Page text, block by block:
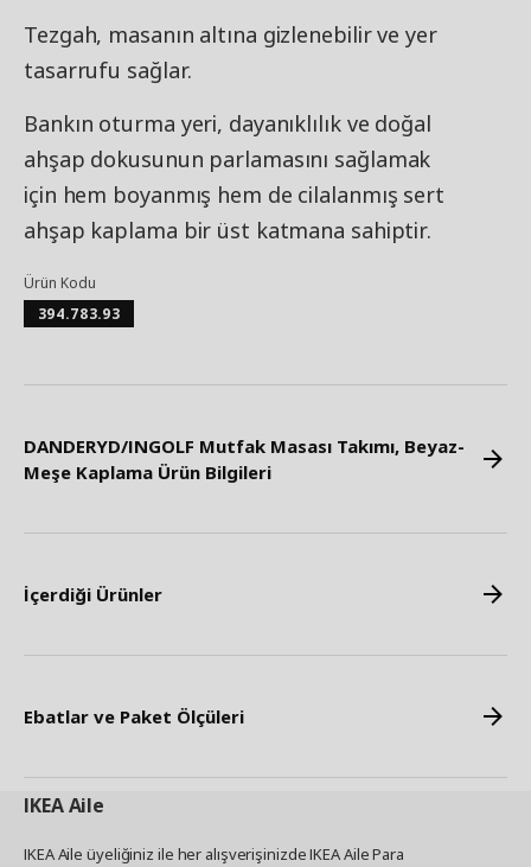
Tezgah, masanın altına gizlenebilir ve yer
tasarrufu sağlar.
Bankın oturma yeri, dayanıklılık ve doğal
ahşap dokusunun parlamasını sağlamak
için hem boyanmış hem de cilalanmış sert
ahşap kaplama bir üst katmana sahiptir.
Ürün Kodu
394.783.93
DANDERYD/INGOLF Mutfak Masası Takımı, Beyaz-
Meşe Kaplama Ürün Bilgileri
İçerdiği Ürünler
Ebatlar ve Paket Ölçüleri
IKEAAile
IKEA Aile üyeliğiniz ile her alışverişinizde IKEA Aile Para